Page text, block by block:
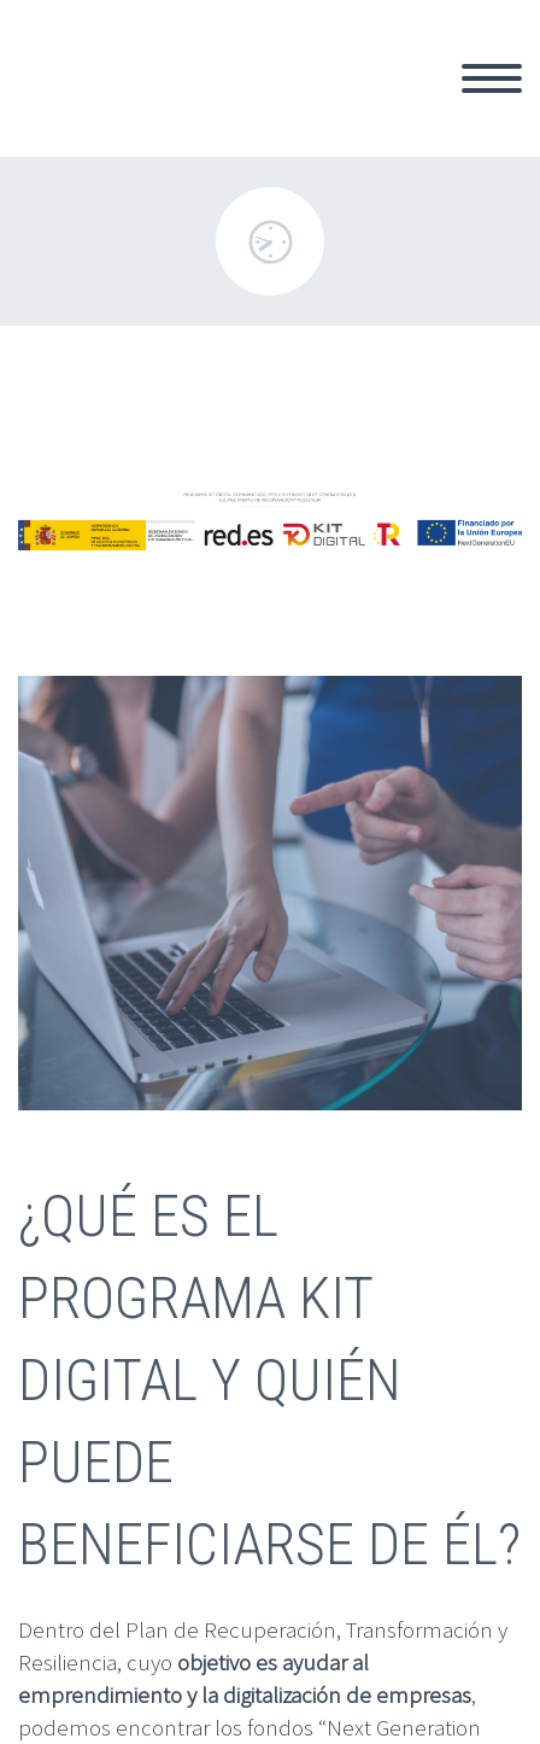
¿QUÉ ES EL
PROGRAMA KIT
DIGITAL Y QUIÉN
PUEDE
BENEFICIARSE DE ÉL?
Dentro del Plan de Recuperación, Transformación y
Resiliencia, cuyo objetivo es ayudar al
emprendimiento y la digitalización de empresas,
podemos encontrar los fondos “Next Generation